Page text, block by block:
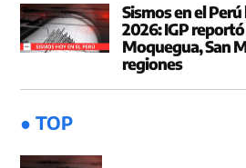
Sismos en el
2026: IGP
Moquegua, San
regiones
● TOP